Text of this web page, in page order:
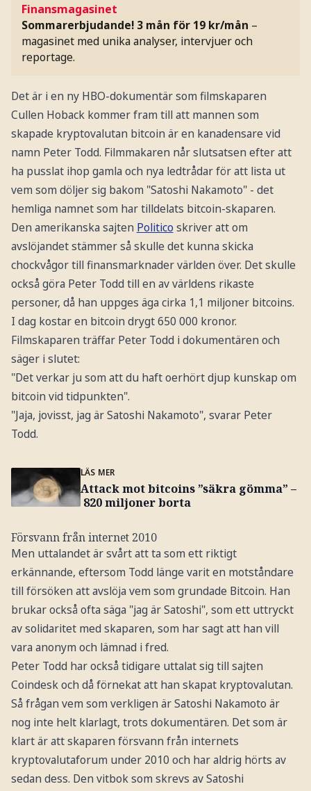
Finansmagasinet
Sommarerbjudande! 3 mån för 19 kr/mån –
magasinet med unika analyser, intervjuer och
reportage.
Det är i en ny HBO-dokumentär som filmskaparen
Cullen Hoback kommer fram till att mannen som
skapade kryptovalutan bitcoin är en kanadensare vid
namn Peter Todd. Filmmakaren når slutsatsen efter att
ha pusslat ihop gamla och nya ledtrådar för att lista ut
vem som döljer sig bakom "Satoshi Nakamoto" - det
hemliga namnet som har tilldelats bitcoin-skaparen.
Den amerikanska sajten Politico skriver att om
avslöjandet stämmer så skulle det kunna skicka
chockvågor till finansmarknader världen över. Det skulle
också göra Peter Todd till en av världens rikaste
personer, då han uppges äga cirka 1,1 miljoner bitcoins.
I dag kostar en bitcoin drygt 650 000 kronor.
Filmskaparen träffar Peter Todd i dokumentären och
säger i slutet:
"Det verkar ju som att du haft oerhört djup kunskap om
bitcoin vid tidpunkten".
"Jaja, jovisst, jag är Satoshi Nakamoto", svarar Peter
Todd.
LÄS MER
Attack mot bitcoins ”säkra gömma” –
820 miljoner borta
Försvann från internet 2010
Men uttalandet är svårt att ta som ett riktigt
erkännande, eftersom Todd länge varit en motståndare
till försöken att avslöja vem som grundade Bitcoin. Han
brukar också ofta säga "jag är Satoshi", som ett uttryckt
av solidaritet med skaparen, som har sagt att han vill
vara anonym och lämnad i fred.
Peter Todd har också tidigare uttalat sig till sajten
Coindesk och då förnekat att han skapat kryptovalutan.
Så frågan vem som verkligen är Satoshi Nakamoto är
nog inte helt klarlagt, trots dokumentären. Det som är
klart är att skaparen försvann från internets
kryptovalutaforum under 2010 och har aldrig hörts av
sedan dess. Den vitbok som skrevs av Satoshi